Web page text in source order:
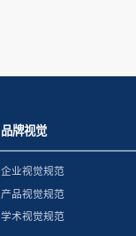
品牌视觉
企业视觉规范
产品视觉规范
学术视觉规范